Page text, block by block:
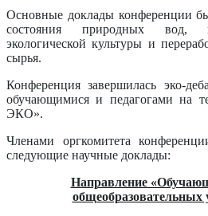
Основные доклады конференции
состояния природных вод,
экологической культуры и
сырья.
Конференция завершилась эко-
обучающимися и педагогами на
ЭКО».
Членами оргкомитета
следующие научные доклады:
Направление
общеобразовательных